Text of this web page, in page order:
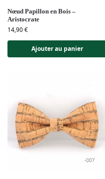
Nœud Papillon en Bois –
Aristocrate
14,90€
Ajouter au panier